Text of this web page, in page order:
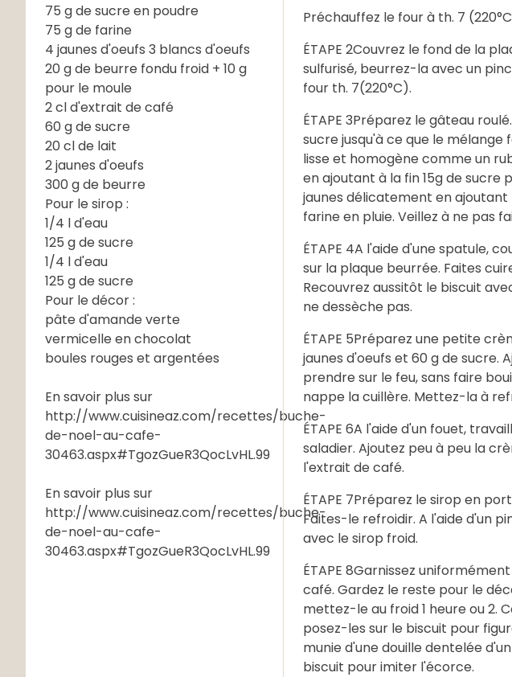
75 g de sucre en poudre
75 g de farine
4 jaunes d'oeufs 3 blancs d'oeufs
20 g de beurre fondu froid + 10 g
pour le moule
2 cl d'extrait de café
60 g de sucre
20 cl de lait
2 jaunes d'oeufs
300 g de beurre
Pour le sirop :
1/4 l d'eau
125 g de sucre
1/4 l d'eau
125 g de sucre
Pour le décor :
pâte d'amande verte
vermicelle en chocolat
boules rouges et argentées
En savoir plus sur
http://www.cuisineaz.com/recettes/buche-
de-noel-au-cafe-
30463.aspx#TgozGueR3QocLvHL.99
En savoir plus sur
http://www.cuisineaz.com/recettes/buche-
de-noel-au-cafe-
30463.aspx#TgozGueR3QocLvHL.99
Préchauffez le four à th. 7
ÉTAPE 2Couvrez le fond de la
sulfurisé, beurrez-la avec un
four th. 7(220°C).
ÉTAPE 3Préparez le gâteau
sucre jusqu'à ce que le mélange
lisse et homogène comme un
en ajoutant à la fin 15g de sucre
jaunes délicatement en
farine en pluie. Veillez à ne pas
ÉTAPE 4A l'aide d'une spatule,
sur la plaque beurrée. Faites
Recouvrez aussitôt le biscuit
ne dessèche pas.
ÉTAPE 5Préparez une petite
jaunes d'oeufs et 60 g de sucre.
prendre sur le feu, sans faire
nappe la cuillère. Mettez-la à
ÉTAPE 6A l'aide d'un fouet,
saladier. Ajoutez peu à peu la
l'extrait de café.
ÉTAPE 7Préparez le sirop en
Faites-le refroidir. A l'aide d'un
avec le sirop froid.
ÉTAPE 8Garnissez
café. Gardez le reste pour le
mettez-le au froid 1 heure ou 2.
posez-les sur le biscuit pour
munie d'une douille dentelée
biscuit pour imiter l'écorce.